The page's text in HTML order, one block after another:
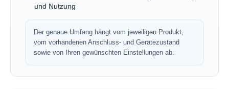
und Nutzung
Der genaue Umfang hängt vom jeweiligen Produkt,
vom vorhandenen Anschluss- und Gerätezustand
sowie von Ihren gewünschten Einstellungen ab.